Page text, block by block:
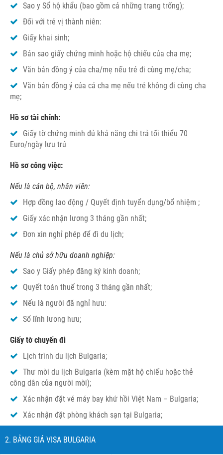
Sao y Sổ hộ khẩu (bao gồm cả những trang trống);
Đối với trẻ vị thành niên:
Giấy khai sinh;
Bản sao giấy chứng minh hoặc hộ chiếu của cha mẹ;
Văn bản đồng ý của cha/mẹ nếu trẻ đi cùng mẹ/cha;
Văn bản đồng ý của cả cha mẹ nếu trẻ không đi cùng cha
mẹ;
Hồ sơ tài chính:
Giấy tờ chứng minh đủ khả năng chi trả tối thiểu 70
Euro/ngày lưu trú
Hồ sơ công việc:
Nếu là cán bộ, nhân viên:
Hợp đồng lao động / Quyết định tuyển dụng/bổ nhiệm ;
Giấy xác nhận lương 3 tháng gần nhất;
Đơn xin nghỉ phép để đi du lịch;
Nếu là chủ sở hữu doanh nghiệp:
Sao y Giấy phép đăng ký kinh doanh;
Quyết toán thuế trong 3 tháng gần nhất;
Nếu là người đã nghỉ hưu:
Sổ lĩnh lương hưu;
Giấy tờ chuyến đi
Lịch trình du lịch Bulgaria;
Thư mời du lịch Bulgaria (kèm mặt hộ chiếu hoặc thẻ
công dân của người mời);
Xác nhận đặt vé máy bay khứ hồi Việt Nam – Bulgaria;
Xác nhận đặt phòng khách sạn tại Bulgaria;
2. BẢNG GIÁ VISA BULGARIA